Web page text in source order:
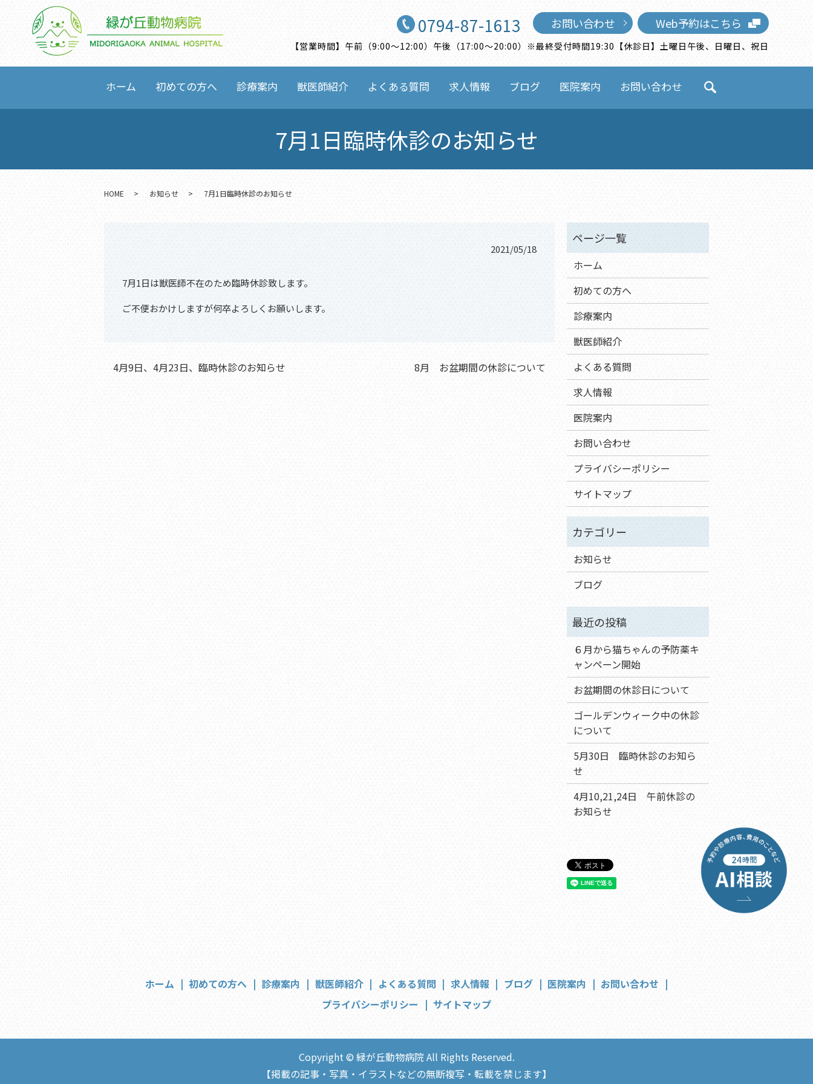
0794-87-1613 お問い合わせ Web予約はこちら
【営業時間】午前（9:00〜12:00）午後（17:00〜20:00）※最終受付時間19:30【休診日】土曜日午後、日曜日、祝日
ホーム 初めての方へ 診療案内 獣医師紹介 よくある質問 求人情報 ブログ 医院案内 お問い合わせ
7月1日臨時休診のお知らせ
HOME お知らせ 7月1日臨時休診のお知らせ
2021/05/18
7月1日は獣医師不在のため臨時休診致します。
ご不便おかけしますが何卒よろしくお願いします。
4月9日、4月23日、臨時休診のお知らせ 8月 お盆期間の休診について
ホーム
初めての方へ
診療案内
獣医師紹介
よくある質問
求人情報
医院案内
お問い合わせ
プライバシーポリシー
サイトマップ
お知らせ
ブログ
６月から猫ちゃんの予防薬キ
ャンペーン開始
お盆期間の休診日について
ゴールデンウィーク中の休診
について
5月30日 臨時休診のお知ら
せ
4月10,21,24日 午前休診の
お知らせ
ホーム 初めての方へ 診療案内 獣医師紹介 よくある質問 求人情報 ブログ 医院案内
お問い合わせ
プライバシーポリシー
サイトマップ
Copyright © 緑が丘動物病院 All Rights Reserved.
【掲載の記事・写真・イラストなどの無断複写・転載を禁じます】